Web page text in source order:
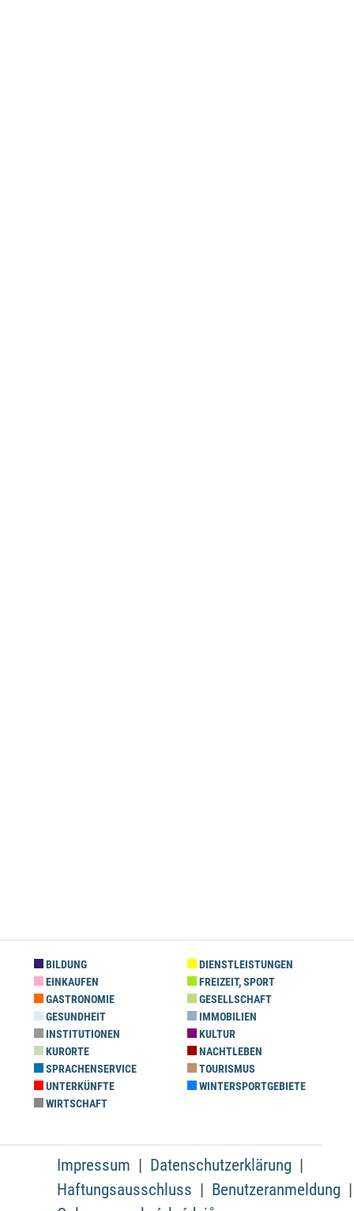
BILDUNG
DIENSTLEISTUNGEN
EINKAUFEN
FREIZEIT, SPORT
GASTRONOMIE
GESELLSCHAFT
GESUNDHEIT
IMMOBILIEN
INSTITUTIONEN
KULTUR
KURORTE
NACHTLEBEN
SPRACHENSERVICE
TOURISMUS
UNTERKÜNFTE
WINTERSPORTGEBIETE
WIRTSCHAFT
Impressum
Datenschutzerklärung
Haftungsausschluss
Benutzeranmeldung